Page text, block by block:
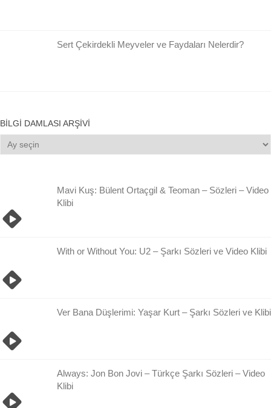
Sert Çekirdekli Meyveler ve Faydaları Nelerdir?
BILGI DAMLASI ARŞIVI
Bilgi
Damlası
Mavi Kuş: Bülent Ortaçgil & Teoman – Sözleri – Video
Klibi
With or Without You: U2 – Şarkı Sözleri ve Video Klibi
Ver Bana Düşlerimi: Yaşar Kurt – Şarkı Sözleri ve Klibi
Always: Jon Bon Jovi – Türkçe Şarkı Sözleri – Video
Klibi